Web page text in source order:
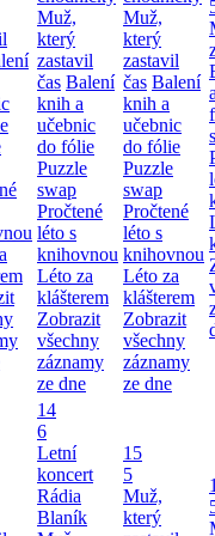
Muž,
který
zastavil
čas Balení
knih a
učebnic
do fólie
Puzzle
swap
Pročtené
léto s
knihovnou
Léto za
klášterem
Zobrazit
všechny
záznamy
ze dne
Muž,
který
zastavil
čas Balení
knih a
učebnic
do fólie
Puzzle
swap
Pročtené
léto s
knihovnou
Léto za
klášterem
Zobrazit
všechny
záznamy
ze dne
14
6
Letní
koncert
Rádia
Blaník
15
5
Muž,
který